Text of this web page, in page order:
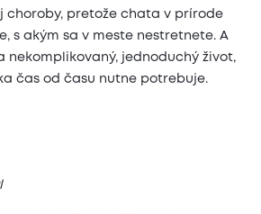
choroby, pretože chata v prírode
s akým sa v meste nestretnete. A
nekomplikovaný, jednoduchý život,
čas od času nutne potrebuje.